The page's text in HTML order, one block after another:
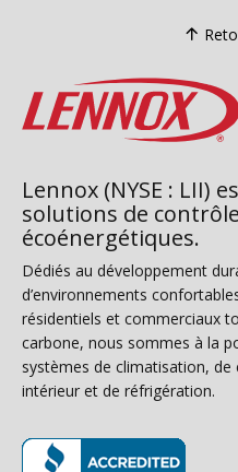
Lennox (NYSE : LII)
solutions de
écoénergétiques.
Dédiés au développement
d’environnements
résidentiels et commerciaux
carbone, nous sommes à la
systèmes de climatisation, de
intérieur et de réfrigération.